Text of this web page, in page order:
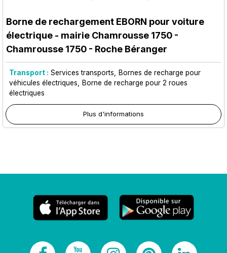
Borne de rechargement EBORN pour voiture
électrique - mairie Chamrousse 1750 -
Chamrousse 1750 - Roche Béranger
Transport : Services transports
Bornes de recharge pour
véhicules électriques
Borne de recharge pour 2 roues
électriques
Plus d'informations